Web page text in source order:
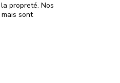
propreté. Nos
sont